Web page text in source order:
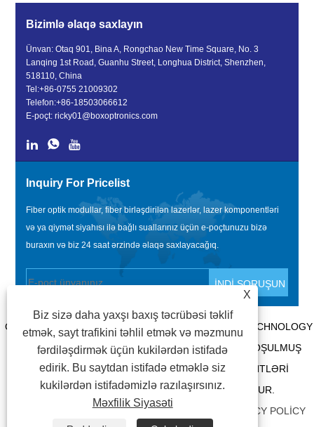
Bizimlə əlaqə saxlayın
Ünvan: Otaq 901, Bina A, Rongchao New Time Square, No. 3
Lanqing 1st Road, Guanhu Street, Longhua District, Shenzhen,
518110, China
Tel:+86-0755 21009302
Telefon:+86-18503066612
E-poçt:ricky01@boxoptronics.com
Inquiry For Pricelist
Fiber optik modullar, fiber birləşdirilən lazerlər, lazer komponentləri
və ya qiymət siyahısı ilə bağlı suallarınız üçün e-poçtunuzu bizə
buraxın və biz 24 saat ərzində əlaqə saxlayacağıq.
COPYRIGHT @ 2020 SHENZHEN BOX OPTRONICS TECHNOLOGY
CO., LTD. - ÇIN FIBER OPTIK MODULLAR, FIBER QOŞULMUŞ
LAZERLƏR İSTEHSALÇILARI, LAZER KOMPONENTLƏRI
TƏCHIZATÇILARI BÜTÜN HÜQUQLAR QORUNUR.
|SITEMAP|RSS| PRIVACY POLICY
X
Biz sizə daha yaxşı baxış təcrübəsi təklif
etmək, sayt trafikini təhlil etmək və məzmunu
fərdiləşdirmək üçün kukilərdən istifadə
edirik. Bu saytdan istifadə etməklə siz
kukilərdən istifadəmizlə razılaşırsınız.
Məxfilik Siyasəti